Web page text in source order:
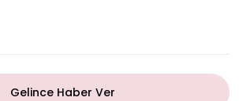
Gelince Haber Ver